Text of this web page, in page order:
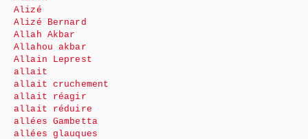
Alizé
Alizé Bernard
Allah Akbar
Allahou akbar
Allain Leprest
allait
allait cruchement
allait réagir
allait réduire
allées Gambetta
allées glauques